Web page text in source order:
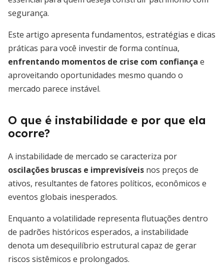
segurança.
Este artigo apresenta fundamentos, estratégias e dicas
práticas para você investir de forma contínua,
enfrentando momentos de crise com confiança e
aproveitando oportunidades mesmo quando o
mercado parece instável.
O que é instabilidade e por que ela
ocorre?
A instabilidade de mercado se caracteriza por
oscilações bruscas e imprevisíveis nos preços de
ativos, resultantes de fatores políticos, econômicos e
eventos globais inesperados.
Enquanto a volatilidade representa flutuações dentro
de padrões históricos esperados, a instabilidade
denota um desequilíbrio estrutural capaz de gerar
riscos sistêmicos e prolongados.